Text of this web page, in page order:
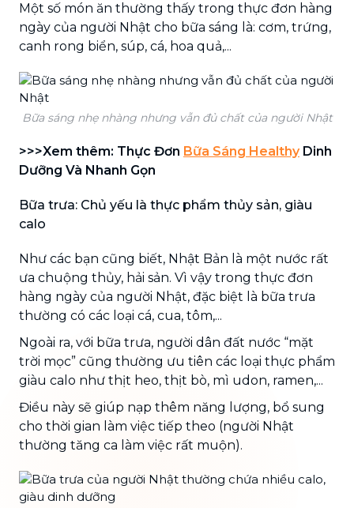
Một số món ăn thường thấy trong thực đơn hàng
ngày của người Nhật cho bữa sáng là: cơm, trứng,
canh rong biển, súp, cá, hoa quả,...
Bữa sáng nhẹ nhàng nhưng vẫn đủ chất của người Nhật
>>>Xem thêm: Thực Đơn Bữa Sáng HealthyDinh
Dưỡng Và Nhanh Gọn
Bữa trưa: Chủ yếu là thực phẩm thủy sản, giàu
calo
Như các bạn cũng biết, Nhật Bản là một nước rất
ưa chuộng thủy, hải sản. Vì vậy trong thực đơn
hàng ngày của người Nhật, đặc biệt là bữa trưa
thường có các loại cá, cua, tôm,...
Ngoài ra, với bữa trưa, người dân đất nước “mặt
trời mọc” cũng thường ưu tiên các loại thực phẩm
giàu calo như thịt heo, thịt bò, mì udon, ramen,...
Điều này sẽ giúp nạp thêm năng lượng, bổ sung
cho thời gian làm việc tiếp theo (người Nhật
thường tăng ca làm việc rất muộn).